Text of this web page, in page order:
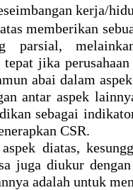
kerja/
memberikan
parsial,
jika
abai dalam
antar aspek
sebagai
CSR.
diatas,
juga diukur
adalah untuk